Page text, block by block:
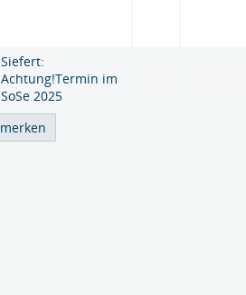
Siefert:
Achtung!Termin im
SoSe 2025